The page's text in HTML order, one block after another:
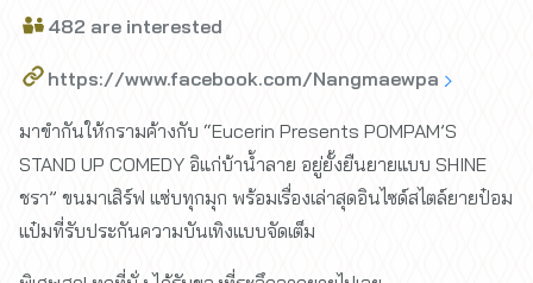
482 are interested
https://www.facebook.com/Nangmaewpa
มาขำกันให้กรามค้างกับ “Eucerin Presents POMPAM’S
STAND UP COMEDY อิแก่บ้าน้ำลาย อยู่ยั้งยืนยายแบบ SHINE
ชรา” ขนมาเสิร์ฟ แซ่บทุกมุก พร้อมเรื่องเล่าสุดอินไซด์สไตล์ยายป๋อม
แป๋มที่รับประกันความบันเทิงแบบจัดเต็ม